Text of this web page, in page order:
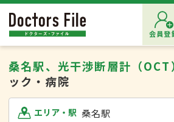
会員登
桑名駅、光干渉断層計（OCT
ック・病院
エリア・駅 桑名駅